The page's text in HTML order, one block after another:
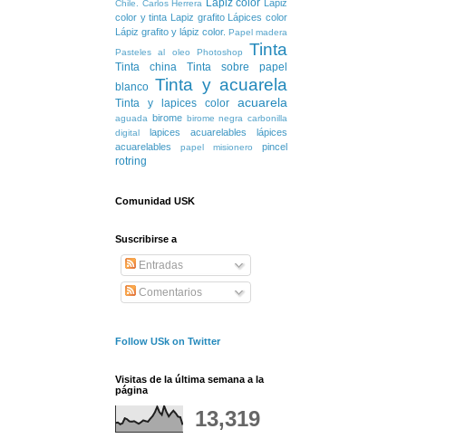
Chile. Carlos Herrera Lapiz color
Lapiz
color y tinta
Lapiz grafito
Lápices color
Lápiz grafito y lápiz color. Papel madera
Pasteles al oleo
Photoshop Tinta
Tinta china
Tinta sobre papel
blanco Tinta y acuarela
Tinta y lapices color acuarela
aguada birome birome negra carbonilla
digital
lapices acuarelables
lápices
acuarelables
papel misionero pincel
rotring
Comunidad USK
Suscribirse a
Entradas
Comentarios
Follow USk on Twitter
Visitas de la última semana a la
página
13,319